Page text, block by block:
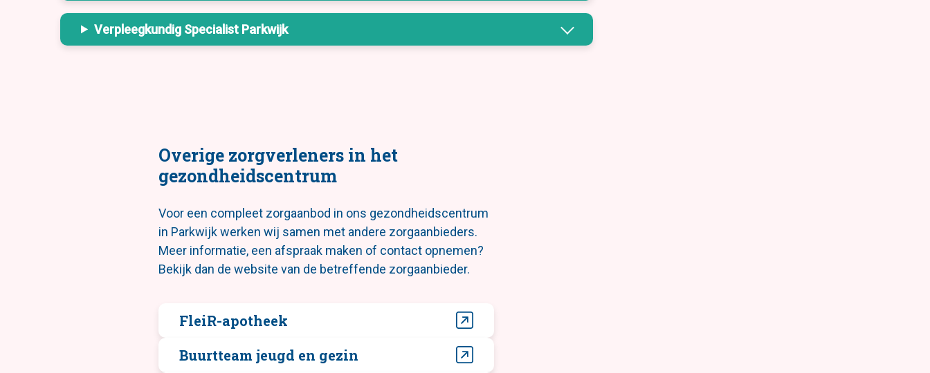
Verpleegkundig Specialist Parkwijk
Overige zorgverleners in het
gezondheidscentrum
Voor een compleet zorgaanbod in ons gezondheidscentrum
in Parkwijk werken wij samen met andere zorgaanbieders.
Meer informatie, een afspraak maken of contact opnemen?
Bekijk dan de website van de betreffende zorgaanbieder.
FleiR-apotheek
Buurtteam jeugd en gezin